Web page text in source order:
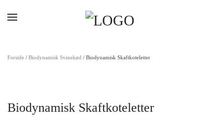
Forside / Biodynamisk Svinekød / Biodynamisk Skaftkoteletter
Biodynamisk Skaftkoteletter